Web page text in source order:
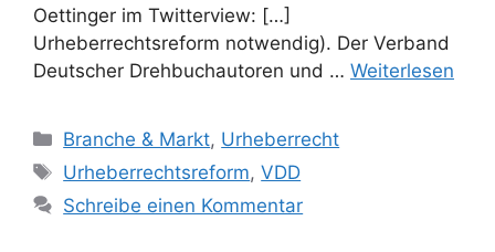
Oettinger im Twitterview: […]
Urheberrechtsreform notwendig). Der Verband
Deutscher Drehbuchautoren und … Weiterlesen
Kategorien
Branche & Markt, Urheberrecht
Schlagwörter
Urheberrechtsreform,VDD
Schreibe einen Kommentar